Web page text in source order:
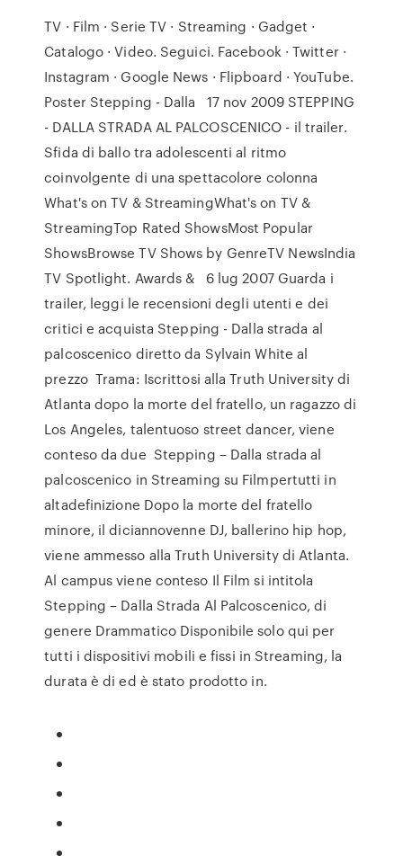
TV · Film · Serie TV · Streaming · Gadget ·
Catalogo · Video. Seguici. Facebook · Twitter ·
Instagram · Google News · Flipboard · YouTube.
Poster Stepping - Dalla 17 nov 2009 STEPPING
- DALLA STRADA AL PALCOSCENICO - il trailer.
Sfida di ballo tra adolescenti al ritmo
coinvolgente di una spettacolore colonna
What's on TV & StreamingWhat's on TV &
StreamingTop Rated ShowsMost Popular
ShowsBrowse TV Shows by GenreTV NewsIndia
TV Spotlight. Awards & 6 lug 2007 Guarda i
trailer, leggi le recensioni degli utenti e dei
critici e acquista Stepping - Dalla strada al
palcoscenico diretto da Sylvain White al
prezzo Trama: Iscrittosi alla Truth University di
Atlanta dopo la morte del fratello, un ragazzo di
Los Angeles, talentuoso street dancer, viene
conteso da due Stepping – Dalla strada al
palcoscenico in Streaming su Filmpertutti in
altadefinizione Dopo la morte del fratello
minore, il diciannovenne DJ, ballerino hip hop,
viene ammesso alla Truth University di Atlanta.
Al campus viene conteso Il Film si intitola
Stepping – Dalla Strada Al Palcoscenico, di
genere Drammatico Disponibile solo qui per
tutti i dispositivi mobili e fissi in Streaming, la
durata è di ed è stato prodotto in.